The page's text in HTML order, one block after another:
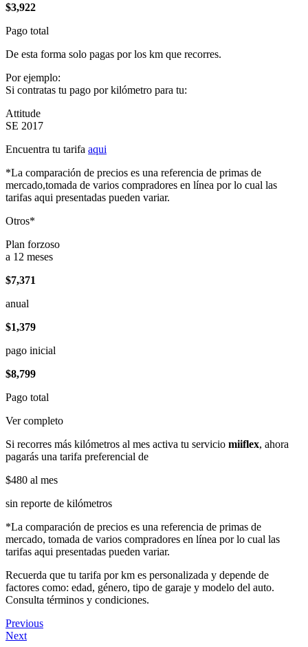
$3,922
Pago total
De esta forma solo pagas por los km que recorres.
Por ejemplo:
Si contratas tu pago por kilómetro para tu:
Attitude
SE 2017
Encuentra tu tarifa aqui
*La comparación de precios es una referencia de primas de
mercado,tomada de varios compradores en línea por lo cual las
tarifas aqui presentadas pueden variar.
Otros*
Plan forzoso
a 12 meses
$7,371
anual
$1,379
pago inicial
$8,799
Pago total
Ver completo
Si recorres más kilómetros al mes activa tu servicio miiflex, ahora
pagarás una tarifa preferencial de
$480 al mes
sin reporte de kilómetros
*La comparación de precios es una referencia de primas de
mercado, tomada de varios compradores en línea por lo cual las
tarifas aqui presentadas pueden variar.
Recuerda que tu tarifa por km es personalizada y depende de
factores como: edad, género, tipo de garaje y modelo del auto.
Consulta términos y condiciones.
Previous
Next